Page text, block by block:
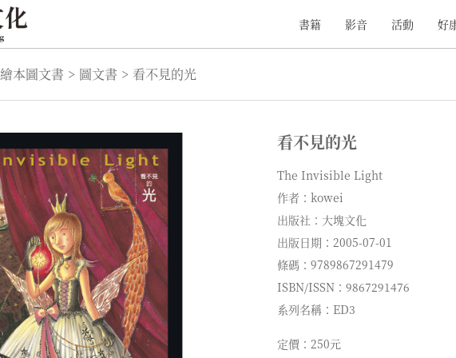
書籍 影音 活動 好
繪本圖文書 > 圖文書 > 看不見的光
看不見的光
The Invisible Light
作者：kowei
出版社：大塊文化
出版日期：2005-07-01
條碼：9789867291479
ISBN/ISSN：9867291476
系列名稱：ED3
定價：250元